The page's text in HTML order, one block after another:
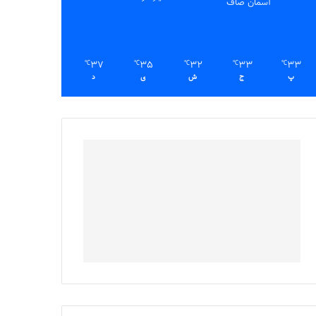
آسمان صاف
33
℃
پ
33
℃
ج
32
℃
ش
35
℃
ی
37
℃
د